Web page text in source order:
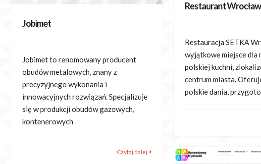
Jobimet
Jobimet to renomowany producent
obudów metalowych, znany z
precyzyjnego wykonania i
innowacyjnych rozwiązań. Specjalizuje
się w produkcji obudów gazowych,
kontenerowych
Czytaj dalej
Restaurant Wrocław
Restauracja SETKA
wyjątkowe miejsce dla
polskiej kuchni,
centrum miasta.
polskie dania,